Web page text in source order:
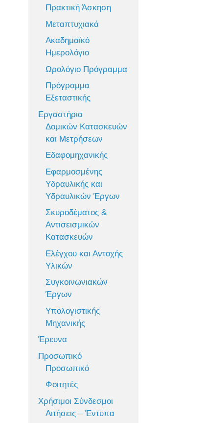
Πρακτική Άσκηση
Μεταπτυχιακά
Ακαδημαϊκό
Ημερολόγιο
Ωρολόγιο Πρόγραμμα
Πρόγραμμα
Εξεταστικής
Εργαστήρια
Δομικών Κατασκευών
και Μετρήσεων
Εδαφομηχανικής
Εφαρμοσμένης
Υδραυλικής και
Υδραυλικών Έργων
Σκυροδέματος &
Αντισεισμικών
Κατασκευών
Ελέγχου και Αντοχής
Υλικών
Συγκοινωνιακών
Έργων
Υπολογιστικής
Μηχανικής
Έρευνα
Προσωπικό
Προσωπικό
Φοιτητές
Χρήσιμοι Σύνδεσμοι
Αιτήσεις – Έντυπα